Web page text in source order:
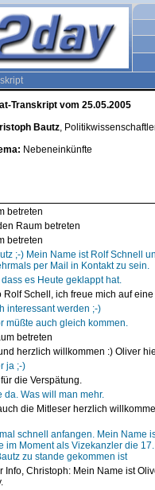
Transkript vom 25.05.2005
Bautz,
Nebeneinkünfte
betreten
Raum betreten
betreten
;-) Mein Name ist Rolf Schnell
per Mail in Kontakt zu sein.
dass es Heute geklappt hat.
Rolf Schell, ich freue mich auf
interessant werden ;-)
müßte auch gleich kommen.
betreten
herzlich willkommen :) Oliver
ja ;-)
die Verspätung.
da. Was will man mehr.
die Mitleser herzlich
schnell anfangen. Mein Name
im Moment als Vizekanzler die
zu stande gekommen ist
Info, Christoph: Mein Name ist